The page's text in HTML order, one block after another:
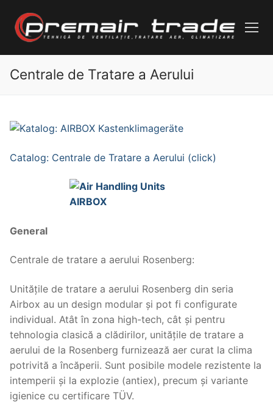
content
Centrale de Tratare a Aerului
Catalog: Centrale de Tratare a Aerului (click)
General
Centrale de tratare a aerului Rosenberg:
Unitățile de tratare a aerului Rosenberg din seria
Airbox au un design modular și pot fi configurate
individual. Atât în zona high-tech, cât și pentru
tehnologia clasică a clădirilor, unitățile de tratare a
aerului de la Rosenberg furnizează aer curat la clima
potrivită a încăperii. Sunt posibile modele rezistente la
intemperii și la explozie (antiex), precum și variante
igienice cu certificare TÜV.